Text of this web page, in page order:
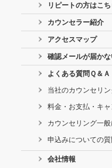
リピートの方はこち
カウンセラー紹介
アクセスマップ
確認メールが届か
よくある質問Ｑ＆Ａ
当社のカウンセリ
料金・お支払・キ
カウンセリング一
申込みについての質
会社情報